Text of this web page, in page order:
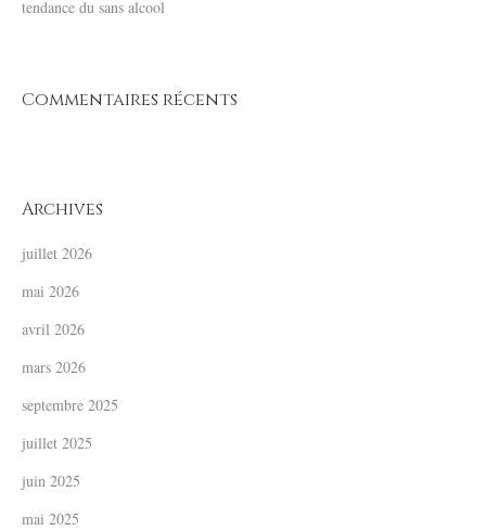
tendance du sans alcool
Commentaires récents
Archives
juillet 2026
mai 2026
avril 2026
mars 2026
septembre 2025
juillet 2025
juin 2025
mai 2025